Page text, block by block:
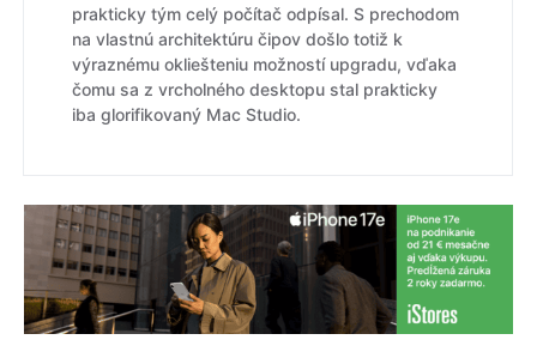
prakticky tým celý počítač odpísal. S prechodom
na vlastnú architektúru čipov došlo totiž k
výraznému okliešteniu možností upgradu, vďaka
čomu sa z vrcholného desktopu stal prakticky
iba glorifikovaný Mac Studio.